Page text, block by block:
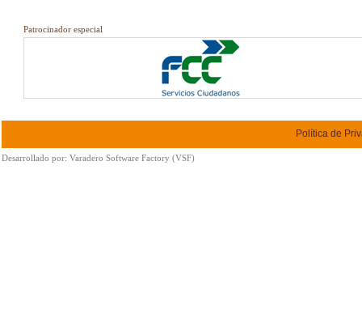
Patrocinador especial
Política de
Desarrollado por: Varadero Software Factory (VSF)